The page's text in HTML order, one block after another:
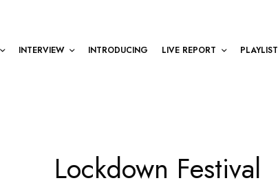
INTERVIEW INTRODUCING LIVE REPORT PLAYLIST
Lockdown Festival